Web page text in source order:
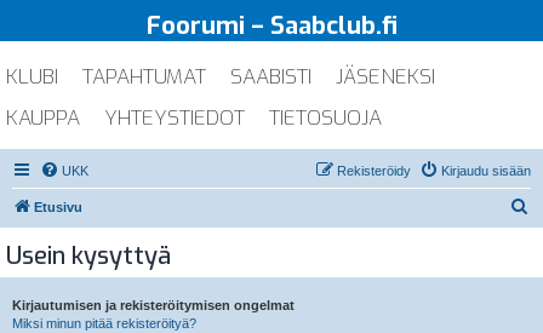
Foorumi – Saabclub.fi
KLUBI TAPAHTUMAT SAABISTI
JÄSENEKSI
KAUPPA
YHTEYSTIEDOT TIETOSUOJA
UKK Kirjaudu sisään
Rekisteröidy
Etusivu
Usein kysyttyä
Kirjautumisen ja rekisteröitymisen ongelmat
Miksi minun pitää rekisteröityä?